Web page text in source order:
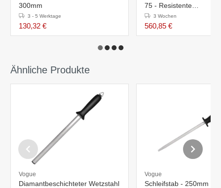
300mm
3 - 5 Werktage
130,32 €
75 - Resistente
Diamantschleifblätter
3 Wochen
560,85 €
Ähnliche Produkte
Vogue
Diamantbeschichteter Wetzstahl
Vogue
Schleifstab - 250mm